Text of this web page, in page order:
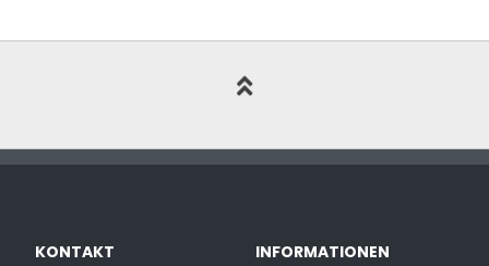
KONTAKT INFORMATIONEN